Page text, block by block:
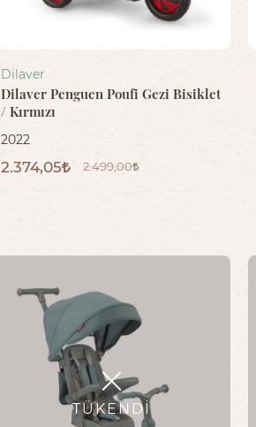
Dilaver
Dilaver Penguen Poufi Gezi Bisiklet
/ Kırmızı
2022
2.374,05 2.499,00
TÜKENDI